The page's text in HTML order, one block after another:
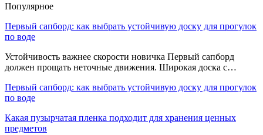
Популярное
Первый сапборд: как выбрать устойчивую доску для прогулок
по воде
Устойчивость важнее скорости новичка Первый сапборд
должен прощать неточные движения. Широкая доска с…
Первый сапборд: как выбрать устойчивую доску для прогулок
по воде
Какая пузырчатая пленка подходит для хранения ценных
предметов